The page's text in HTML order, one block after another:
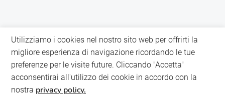
Utilizziamo i cookies nel nostro sito web per offrirti la
migliore esperienza di navigazione ricordando le tue
preferenze per le visite future. Cliccando "Accetta"
acconsentirai all'utilizzo dei cookie in accordo con la
nostra privacy policy.